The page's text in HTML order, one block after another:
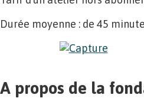
Durée moyenne : de 45
A propos de la